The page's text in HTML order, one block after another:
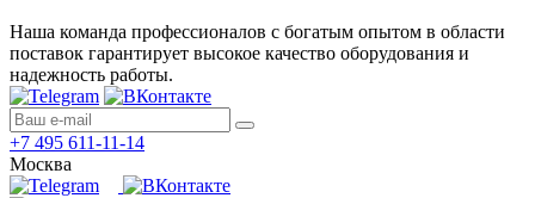
Наша команда профессионалов с богатым опытом в области
поставок гарантирует высокое качество оборудования и
надежность работы.
+7 495 611-11-14
Москва